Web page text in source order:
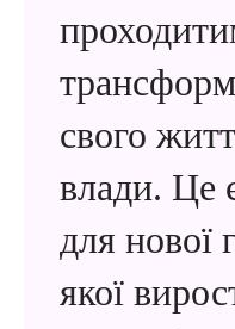
свого
влади. Це
для нової
якої